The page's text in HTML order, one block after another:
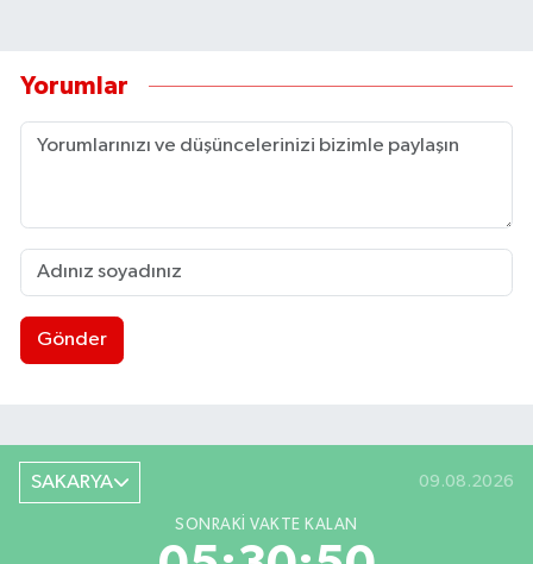
Yorumlar
Gönder
SAKARYA 09.08.2026
SONRAKI VAKTE KALAN